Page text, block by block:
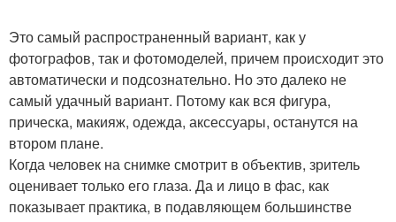
Это самый распространенный вариант, как у
фотографов, так и фотомоделей, причем происходит это
автоматически и подсознательно. Но это далеко не
самый удачный вариант. Потому как вся фигура,
прическа, макияж, одежда, аксессуары, останутся на
втором плане.
Когда человек на снимке смотрит в объектив, зритель
оценивает только его глаза. Да и лицо в фас, как
показывает практика, в подавляющем большинстве